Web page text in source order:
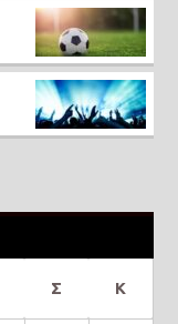
Σ Κ